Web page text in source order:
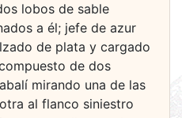
lobos de sable
a él; jefe de azur
de plata y cargado
de dos
mirando una de las
al flanco siniestro